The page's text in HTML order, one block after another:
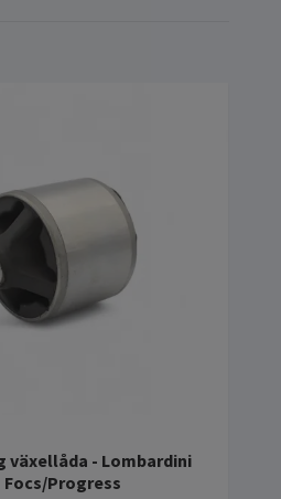
växellåda - Lombardini
Focs/Progress